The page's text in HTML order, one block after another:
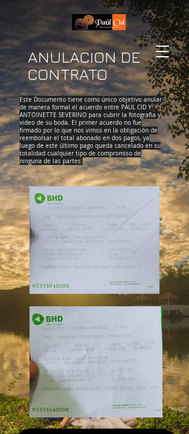
ANULACION DE
CONTRATO
Este Documento tiene como único objetivo anular
de manera formal el acuerdo entre PAUL CID Y
ANTOINETTE SEVERINO para cubrir la fotografia y
video de su boda. El primer acuerdo no fue
firmado por lo que nos vimos en la obligación de
reembolsar el total abonado en dos pagos, ya
luego de este último pago queda cancelado en su
totalidad cualquier tipo de compromiso de
ninguna de las partes: